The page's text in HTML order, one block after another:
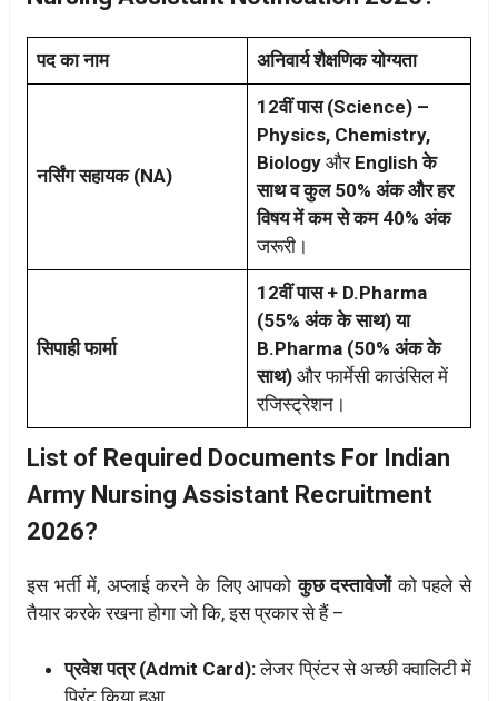
पद का नाम अनिवार्य शैक्षणिक योग्यता
नर्सिंग सहायक (NA)
12वीं पास (Science) –
Physics, Chemistry,
Biology और English के
साथ व कुल 50% अंक और हर
विषय में कम से कम 40% अंक
जरूरी।
सिपाही फार्मा
12वीं पास + D.Pharma
(55% अंक के साथ) या
B.Pharma (50% अंक के
साथ) और फार्मेसी काउंसिल में
रजिस्ट्रेशन।
List of Required Documents For Indian
Army Nursing Assistant Recruitment
2026?
इस भर्ती में, अप्लाई करने के लिए आपको कुछ दस्तावेजोंको पहले से
तैयार करके रखना होगा जो कि, इस प्रकार से हैं –
प्रवेश पत्र (Admit Card):लेजर प्रिंटर से अच्छी क्वालिटी में